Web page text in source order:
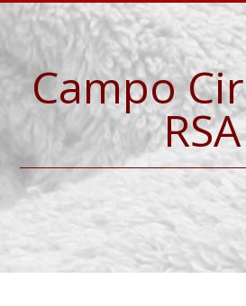
Campo
RSA